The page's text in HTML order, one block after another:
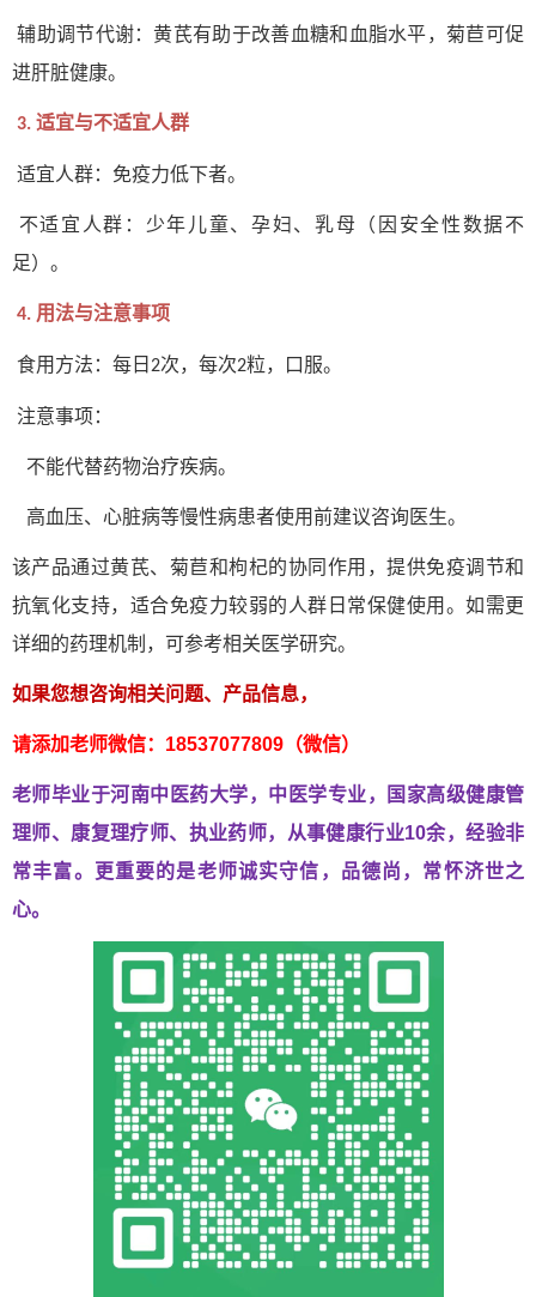
辅助调节代谢：黄芪有助于改善血糖和血脂水平，菊苣可促
进肝脏健康。
3. 适宜与不适宜人群
适宜人群：免疫力低下者。
不适宜人群：少年儿童、孕妇、乳母（因安全性数据不
足）。
4. 用法与注意事项
食用方法：每日 2次，每次2粒，口服。
注意事项：
不能代替药物治疗疾病。
高血压、心脏病等慢性病患者使用前建议咨询医生。
该产品通过黄芪、菊苣和枸杞的协同作用，提供免疫调节和
抗氧化支持，适合免疫力较弱的人群日常保健使用。如需更
详细的药理机制，可参考相关医学研究。
如果您想咨询相关问题、产品信息，
请添加老师微信：18537077809（微信）
老师毕业于河南中医药大学，中医学专业，国家高级健康管
理师、 康复理疗师、执业药师，从事健康行业10余，经验非
常丰富。
更重要的是老师诚实守信，品德尚，常怀济世之
心。